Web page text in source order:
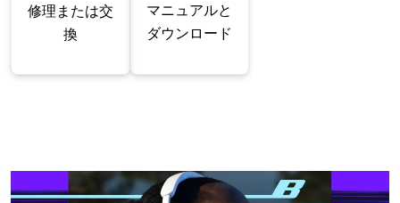
修理または交
換
マニュアルと
ダウンロード